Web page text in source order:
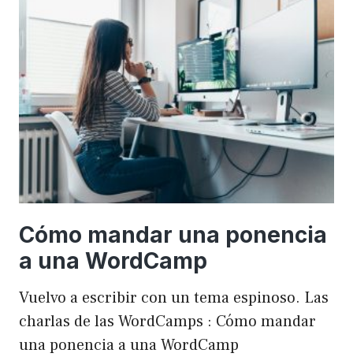
Windows
masivamente
Cómo mandar una ponencia
a una WordCamp
Vuelvo a escribir con un tema espinoso. Las
charlas de las WordCamps : Cómo mandar
una ponencia a una WordCamp